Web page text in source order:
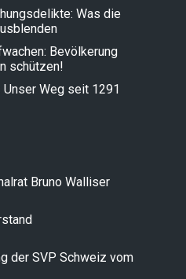
Was die
Bevölkerung
schützen!
Weg seit 1291
Bruno Walliser
der SVP Schweiz vom